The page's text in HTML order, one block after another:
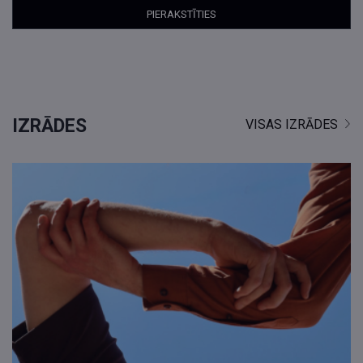
cilvēkiem – tieksmei tās uzturēt un vienlaikus pārkāpt.
Radošā komanda:
Līdzautori un dejotāji: Edvards Kurmiņš, Mārtiņš Emīls
Kustību dramaturģija: Vladimirs Goršantovs
Mūzika un skaņa: Normunds Balodis
Gaisma: Vents Feldmanis
Izrādes māksliniece: Dana Deineko
Režijas asistente: Ilvita Liepiņa
Izrāde tapusi ar Valsts Kultūrkapitāla fonda un Rīgas
IZRĀDES VISAS IZRĀDES